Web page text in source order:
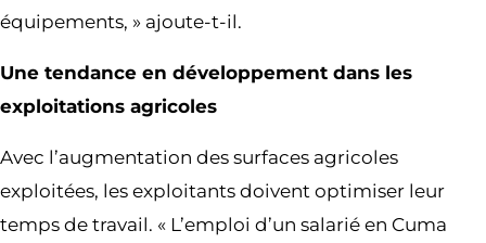
équipements, » ajoute-t-il.
Une tendance en développement dans les
exploitations agricoles
Avec l’augmentation des surfaces agricoles
exploitées, les exploitants doivent optimiser leur
temps de travail. « L’emploi d’un salarié en Cuma